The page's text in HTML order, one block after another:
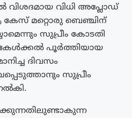
വിശദമായ വിധി അപ്ലോഡ്
കേസ് മറ്റൊരു ബെഞ്ചിന്
സുപ്രീം കോടതി
കേൾക്കൽ പൂർത്തിയായ
ദിവസം
സുപ്രീം